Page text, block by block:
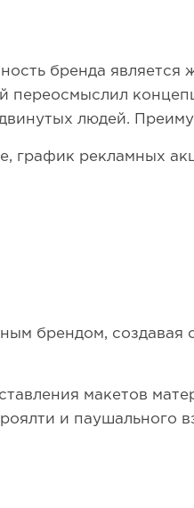
бренда является
переосмыслил
людей.
график рекламных
брендом, создавая
макетов
и паушального